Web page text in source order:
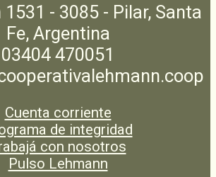
- 3085 - Pilar, Santa
Fe, Argentina
03404 470051
Cuenta corriente
de integridad
con nosotros
Pulso Lehmann